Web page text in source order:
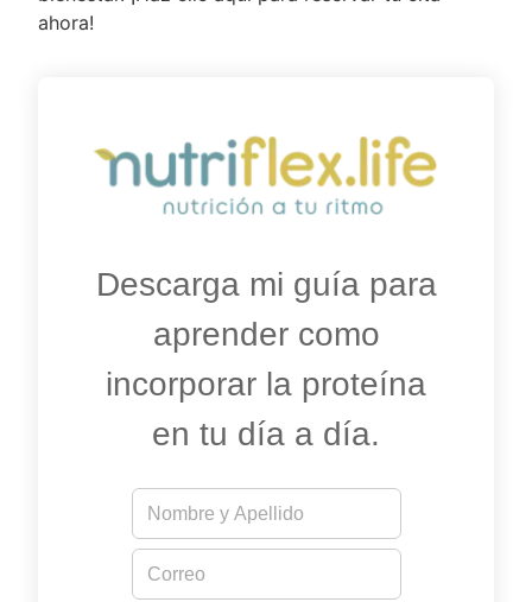
ahora!
Descarga mi guía para
aprender como
incorporar la proteína
en tu día a día.
o
m
N
m
E